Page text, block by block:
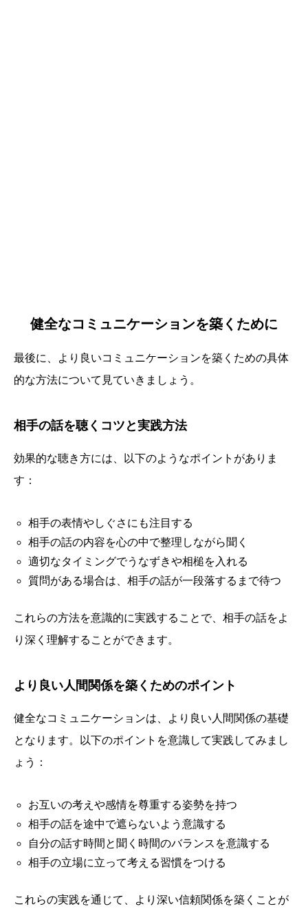
健全なコミュニケーションを築くために
最後に、より良いコミュニケーションを築くための具体
的な方法について見ていきましょう。
相手の話を聴くコツと実践方法
効果的な聴き方には、以下のようなポイントがありま
す：
相手の表情やしぐさにも注目する
相手の話の内容を心の中で整理しながら聞く
適切なタイミングでうなずきや相槌を入れる
質問がある場合は、相手の話が一段落するまで待つ
これらの方法を意識的に実践することで、相手の話をよ
り深く理解することができます。
より良い人間関係を築くためのポイント
健全なコミュニケーションは、より良い人間関係の基礎
となります。以下のポイントを意識して実践してみまし
ょう：
お互いの考えや感情を尊重する姿勢を持つ
相手の話を途中で遮らないよう意識する
自分の話す時間と聞く時間のバランスを意識する
相手の立場に立って考える習慣をつける
これらの実践を通じて、より深い信頼関係を築くことが